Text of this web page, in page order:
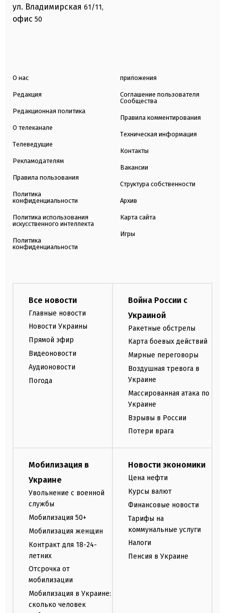
ул. Владимирская 61/11,
офис 50
О нас
Редакция
Редакционная политика
О телеканале
Телеведущие
Рекламодателям
Правила пользования
Политика
конфиденциальности
Политика использования
искусственного интеллекта
Политика
конфиденциальности
приложения
Соглашение пользователя
Сообщества
Правила комментирования
Техническая информация
Контакты
Вакансии
Структура собственности
Архив
Карта сайта
Игры
Все новости
Главные новости
Новости Украины
Прямой эфир
Видеоновости
Аудионовости
Погода
Война России с
Украиной
Ракетные обстрелы
Карта боевых действий
Мирные переговоры
Воздушная тревога в
Украине
Массированная атака по
Украине
Взрывы в России
Потери врага
Мобилизация в
Украине
Увольнение с военной
службы
Мобилизация 50+
Мобилизация женщин
Контракт для 18-24-
летних
Отсрочка от
мобилизации
Мобилизация в Украине:
сколько человек
Новости экономики
Цена нефти
Курсы валют
Финансовые новости
Тарифы на
коммунальные услуги
Налоги
Пенсия в Украине